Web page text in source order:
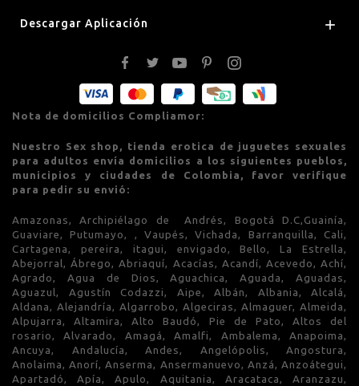
Descargar Aplicación 
Nota de domicilios Compliamor:
Nuestro Sex shop, tienda erotica de juguetes sexuales
para adultos envía domicilios a los siguientes pueblos,
municipios y ciudades de Colombia, favor verifique
para pedir su envió:
Amazonas, Archipiélago de Andrés, Bogotá D.C,Guainía,
Guaviare, Putumayo, , Vaupés, Vichada, Barranquilla, Cali,
Cartagena, pereira, itagui, envigado, Bello, La Estrella,
Abejorral, Ábrego, Abriaquí, Acacías, Acandí, Acevedo, Achí,
Agrado, Agua de Dios, Aguachica, Aguada, Aguadas,
Aguazul, Agustín Codazzi, Aipe, Albán, Albania, Alcalá,
Aldana, Alejandría, Algarrobo, Algeciras, Almaguer, Almeida,
Alpujarra, Altamira, Alto Baudó, Pie de Pato, Altos del
rosario, Alvarado, Amagá, Amalfi, Ambalema, Anapoima,
Ancuya, Andalucía, Andes, Angelópolis, Angostura,
Anolaima, Anorí, Anserma, Ansermanuevo, Anzá, Anzoátegui,
Apartadó, Apía, Apulo, Aquitania, Aracataca, Aranzazu,